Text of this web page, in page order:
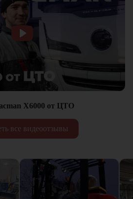
все видеоотзывы
Х6000 от ЦТО